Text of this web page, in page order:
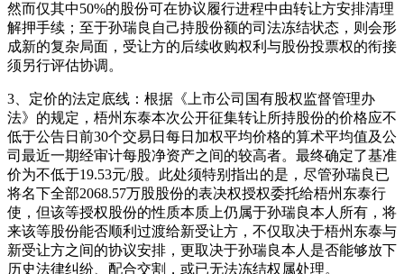
然而仅其中50%的股份可在协议履行进程中由转让方安排清理
解押手续；至于孙瑞良自己持股份额的司法冻结状态，则会形
成新的复杂局面，受让方的后续收购权利与股份投票权的衔接
须另行评估协调。
3、定价的法定底线：根据《上市公司国有股权监督管理办
法》的规定，梧州东泰本次公开征集转让所持股份的价格应不
低于公告日前30个交易日每日加权平均价格的算术平均值及公
司最近一期经审计每股净资产之间的较高者。最终确定了基准
价为不低于19.53元/股。此处须特别指出的是，尽管孙瑞良已
将名下全部2068.57万股股份的表决权授权委托给梧州东泰行
使，但该等授权股份的性质本质上仍属于孙瑞良本人所有，将
来该等股份能否顺利过渡给新受让方，不仅取决于梧州东泰与
新受让方之间的协议安排，更取决于孙瑞良本人是否能够放下
历史法律纠纷、配合交割，或已无法冻结权属处理。